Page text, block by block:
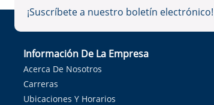
¡Suscríbete a nuestro boletín electrónico!
Información De La Empresa
Acerca De Nosotros
Carreras
Ubicaciones Y Horarios